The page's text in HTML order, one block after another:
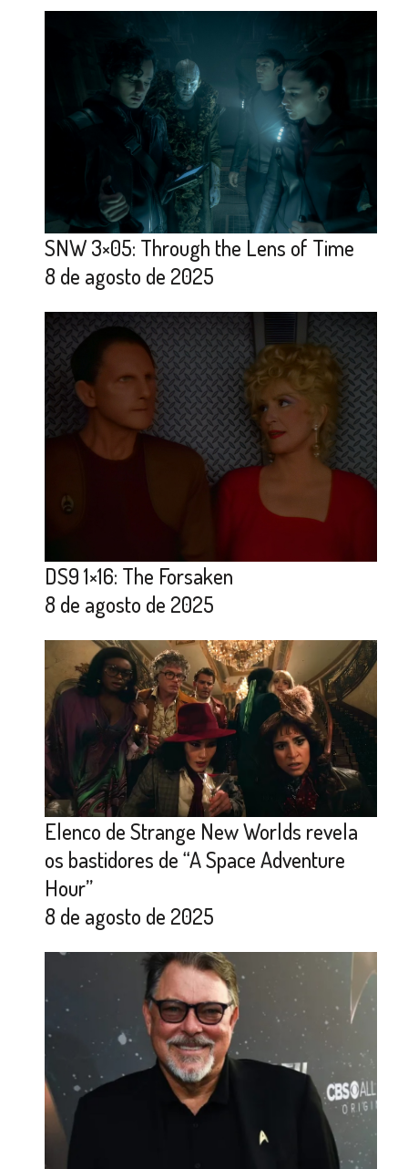
SNW 3×05: Through the Lens of Time
8 de agosto de 2025
DS9 1×16: The Forsaken
8 de agosto de 2025
Elenco de Strange New Worlds revela
os bastidores de “A Space Adventure
Hour”
8 de agosto de 2025